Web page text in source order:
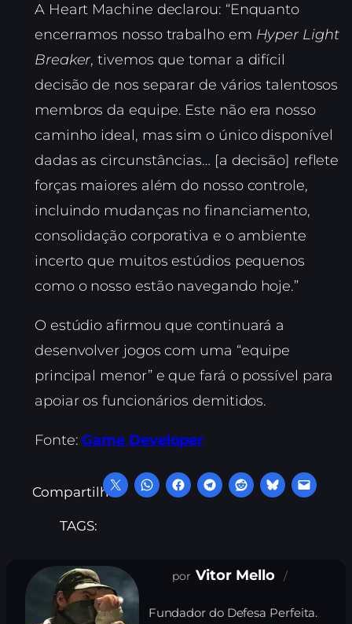
A Heart Machine declarou: “Enquanto
encerramos nosso trabalho em Hyper Light
Breaker, tivemos que tomar a difícil
decisão de nos separar de vários talentosos
membros da equipe. Este não era nosso
caminho ideal, mas sim o único disponível
dadas as circunstâncias… [a decisão] reflete
forças maiores além do nosso controle,
incluindo mudanças no financiamento,
consolidação corporativa e o ambiente
incerto que muitos estúdios pequenos
como o nosso estão navegando hoje.”
O estúdio afirmou que continuará a
desenvolver jogos com uma “equipe
principal menor” e que fará o possível para
apoiar os funcionários demitidos.
Fonte:Game Developer
Compartilhe:
TAGS:
Vitor Mello
Fundador do Defesa Perfeita.